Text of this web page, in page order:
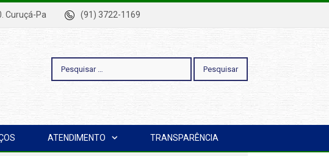
Curuçá-Pa (91) 3722-1169
Pesquisar
por:
ATENDIMENTO TRANSPARÊNCIA